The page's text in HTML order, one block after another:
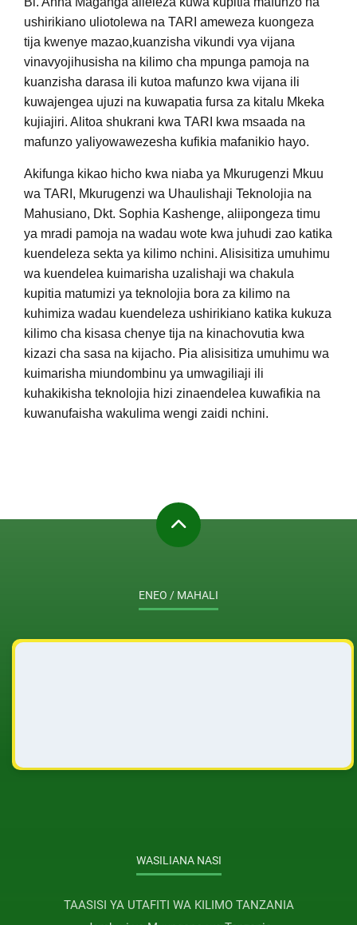
ushirikiano uliotolewa na TARI ameweza kuongeza
tija kwenye mazao,kuanzisha vikundi vya vijana
vinavyojihusisha na kilimo cha mpunga pamoja na
kuanzisha darasa ili kutoa mafunzo kwa vijana ili
kuwajengea ujuzi na kuwapatia fursa za kitalu Mkeka
kujiajiri. Alitoa shukrani kwa TARI kwa msaada na
mafunzo yaliyowawezesha kufikia mafanikio hayo.
Akifunga kikao hicho kwa niaba ya Mkurugenzi Mkuu
wa TARI, Mkurugenzi wa Uhaulishaji Teknolojia na
Mahusiano, Dkt. Sophia Kashenge, aliipongeza timu
ya mradi pamoja na wadau wote kwa juhudi zao katika
kuendeleza sekta ya kilimo nchini. Alisisitiza umuhimu
wa kuendelea kuimarisha uzalishaji wa chakula
kupitia matumizi ya teknolojia bora za kilimo na
kuhimiza wadau kuendeleza ushirikiano katika kukuza
kilimo cha kisasa chenye tija na kinachovutia kwa
kizazi cha sasa na kijacho. Pia alisisitiza umuhimu wa
kuimarisha miundombinu ya umwagiliaji ili
kuhakikisha teknolojia hizi zinaendelea kuwafikia na
kuwanufaisha wakulima wengi zaidi nchini.
ENEO / MAHALI
WASILIANA NASI
TAASISI YA UTAFITI WA KILIMO TANZANIA